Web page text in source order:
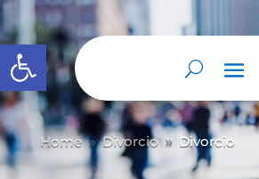
Abrir barra de herramientas
Home 9 Divorcio 9 Divorcio